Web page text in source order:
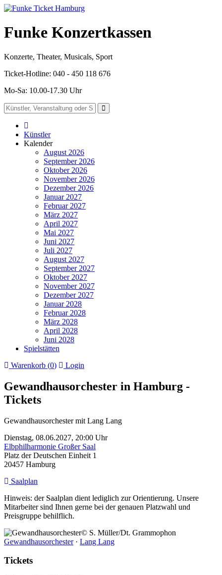
Funke Konzertkassen
Konzerte, Theater, Musicals, Sport
Ticket-Hotline: 040 - 450 118 676
Mo-Sa: 10.00-17.30 Uhr
Künstler
Kalender
August 2026
September 2026
Oktober 2026
November 2026
Dezember 2026
Januar 2027
Februar 2027
März 2027
April 2027
Mai 2027
Juni 2027
Juli 2027
August 2027
September 2027
Oktober 2027
November 2027
Dezember 2027
Januar 2028
Februar 2028
März 2028
April 2028
Juni 2028
Spielstätten
Warenkorb (0) Login
Gewandhausorchester in Hamburg -
Tickets
Gewandhausorchester mit Lang Lang
Dienstag, 08.06.2027, 20:00 Uhr
Elbphilharmonie Großer Saal
Platz der Deutschen Einheit 1
20457 Hamburg
Saalplan
Hinweis: der Saalplan dient lediglich zur Orientierung. Unsere
Mitarbeiter sind Ihnen gerne bei der genauen Platzwahl und
Preisgruppe behilflich.
© S. Müller/Dt. Grammophon
Gewandhausorchester· Lang Lang
Tickets